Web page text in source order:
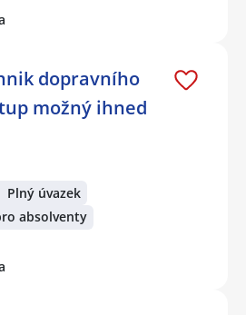
dopravního
možný ihned
Plný úvazek
absolventy